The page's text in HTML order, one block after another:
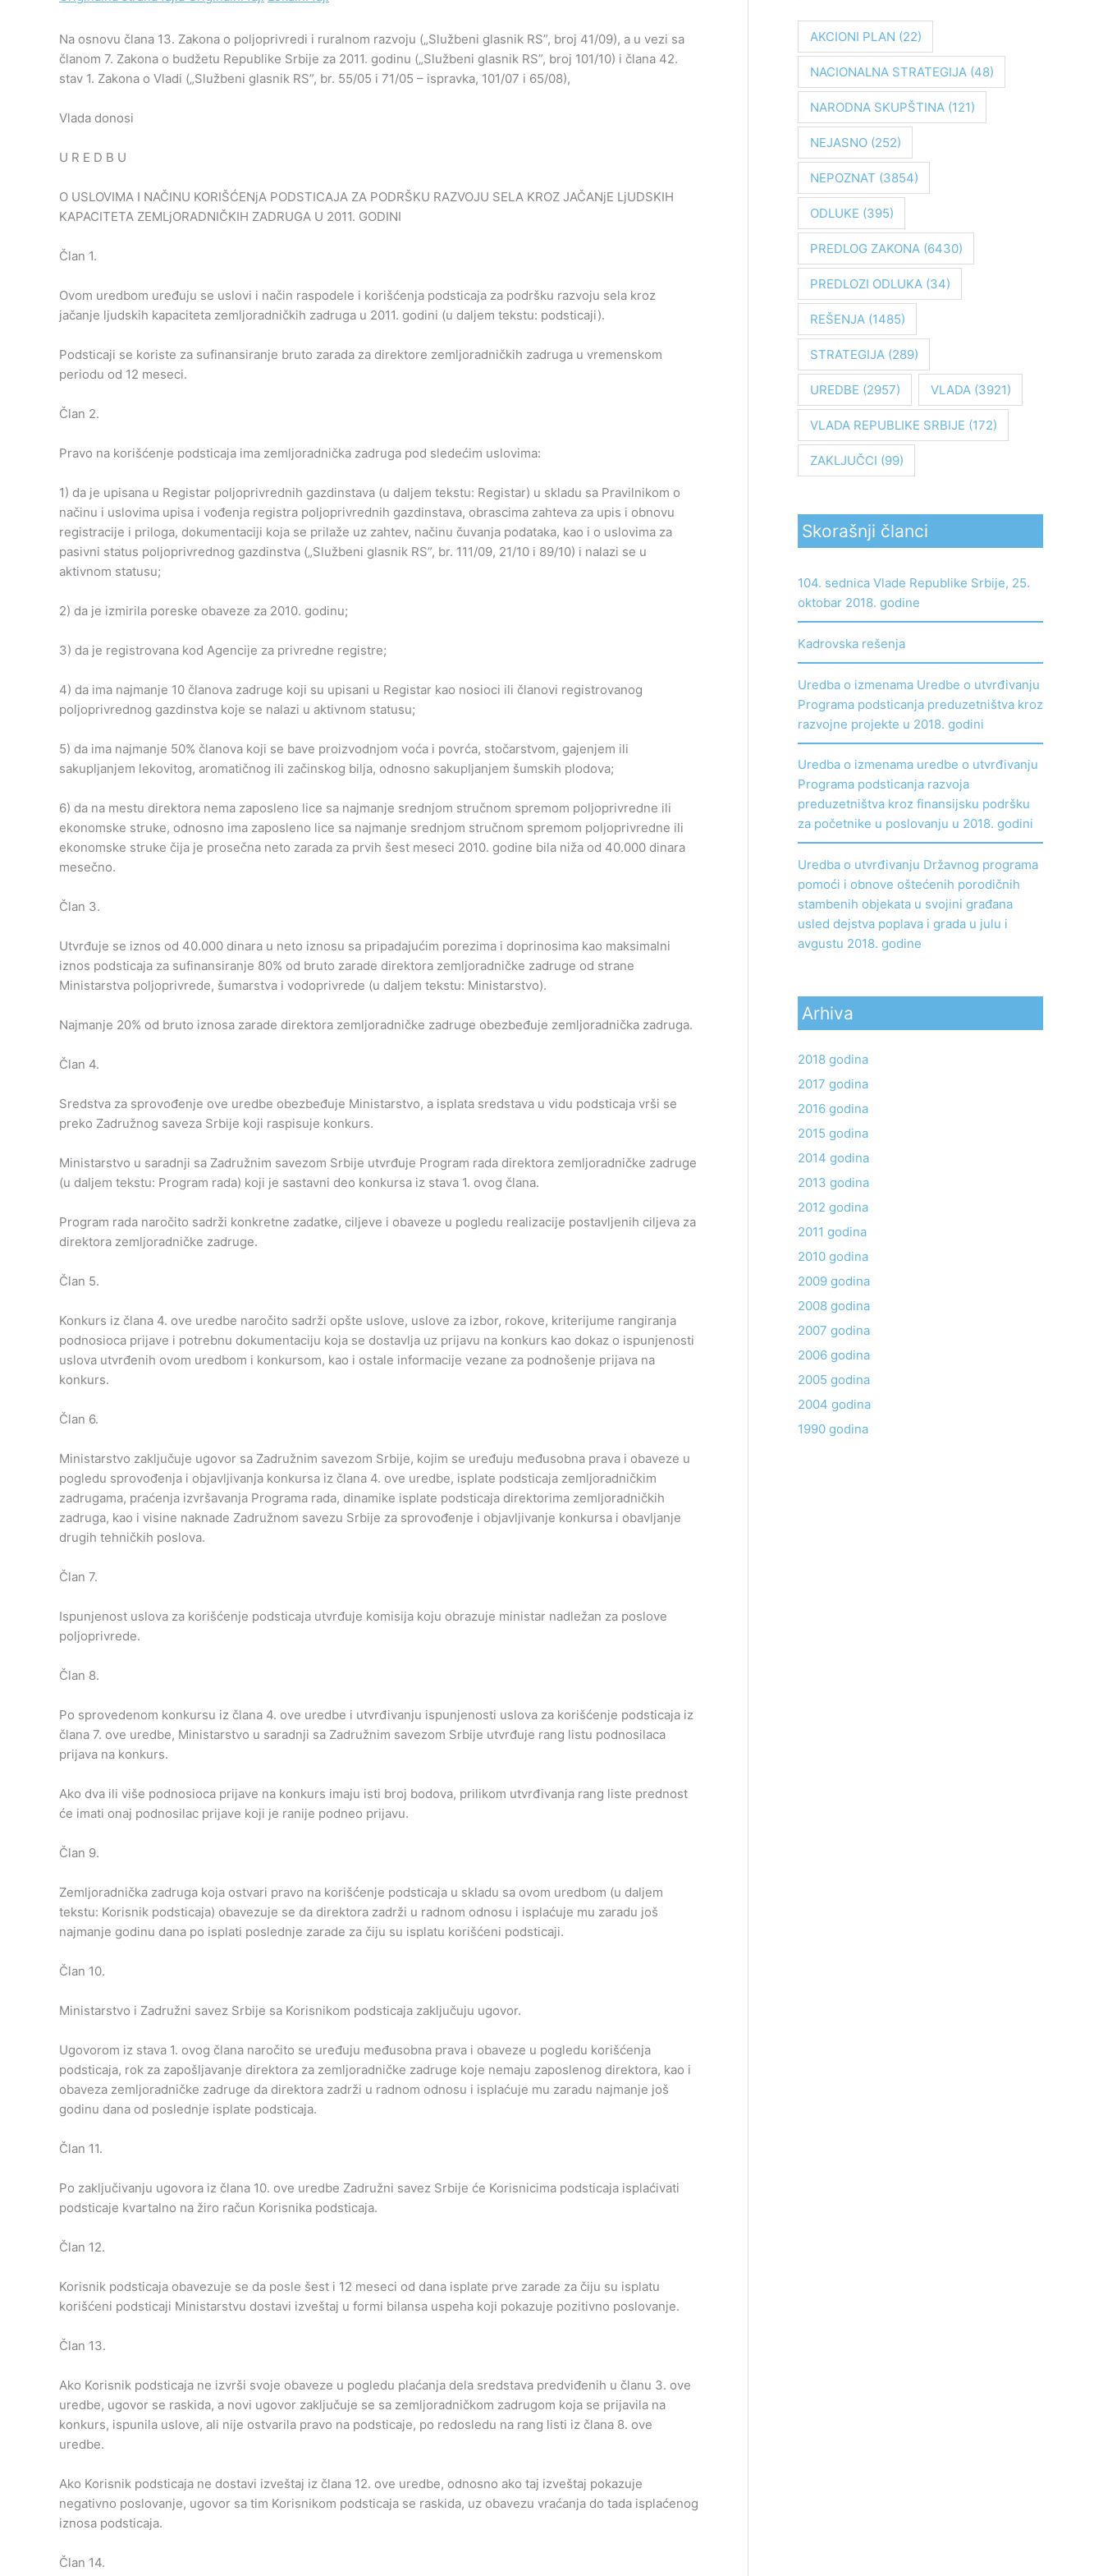
Na osnovu člana 13. Zakona o poljoprivredi i ruralnom razvoju („Službeni glasnik RS”, broj 41/09), a u vezi sa
članom 7. Zakona o budžetu Republike Srbije za 2011. godinu („Službeni glasnik RS”, broj 101/10) i člana 42.
stav 1. Zakona o Vladi („Službeni glasnik RS”, br. 55/05 i 71/05 – ispravka, 101/07 i 65/08),
Vlada donosi
U R E D B U
O USLOVIMA I NAČINU KORIŠĆENjA PODSTICAJA ZA PODRŠKU RAZVOJU SELA KROZ JAČANjE LjUDSKIH
KAPACITETA ZEMLjORADNIČKIH ZADRUGA U 2011. GODINI
Član 1.
Ovom uredbom uređuju se uslovi i način raspodele i korišćenja podsticaja za podršku razvoju sela kroz
jačanje ljudskih kapaciteta zemljoradničkih zadruga u 2011. godini (u daljem tekstu: podsticaji).
Podsticaji se koriste za sufinansiranje bruto zarada za direktore zemljoradničkih zadruga u vremenskom
periodu od 12 meseci.
Član 2.
Pravo na korišćenje podsticaja ima zemljoradnička zadruga pod sledećim uslovima:
1) da je upisana u Registar poljoprivrednih gazdinstava (u daljem tekstu: Registar) u skladu sa Pravilnikom o
načinu i uslovima upisa i vođenja registra poljoprivrednih gazdinstava, obrascima zahteva za upis i obnovu
registracije i priloga, dokumentaciji koja se prilaže uz zahtev, načinu čuvanja podataka, kao i o uslovima za
pasivni status poljoprivrednog gazdinstva („Službeni glasnik RS”, br. 111/09, 21/10 i 89/10) i nalazi se u
aktivnom statusu;
2) da je izmirila poreske obaveze za 2010. godinu;
3) da je registrovana kod Agencije za privredne registre;
4) da ima najmanje 10 članova zadruge koji su upisani u Registar kao nosioci ili članovi registrovanog
poljoprivrednog gazdinstva koje se nalazi u aktivnom statusu;
5) da ima najmanje 50% članova koji se bave proizvodnjom voća i povrća, stočarstvom, gajenjem ili
sakupljanjem lekovitog, aromatičnog ili začinskog bilja, odnosno sakupljanjem šumskih plodova;
6) da na mestu direktora nema zaposleno lice sa najmanje srednjom stručnom spremom poljoprivredne ili
ekonomske struke, odnosno ima zaposleno lice sa najmanje srednjom stručnom spremom poljoprivredne ili
ekonomske struke čija je prosečna neto zarada za prvih šest meseci 2010. godine bila niža od 40.000 dinara
mesečno.
Član 3.
Utvrđuje se iznos od 40.000 dinara u neto iznosu sa pripadajućim porezima i doprinosima kao maksimalni
iznos podsticaja za sufinansiranje 80% od bruto zarade direktora zemljoradničke zadruge od strane
Ministarstva poljoprivrede, šumarstva i vodoprivrede (u daljem tekstu: Ministarstvo).
Najmanje 20% od bruto iznosa zarade direktora zemljoradničke zadruge obezbeđuje zemljoradnička zadruga.
Član 4.
Sredstva za sprovođenje ove uredbe obezbeđuje Ministarstvo, a isplata sredstava u vidu podsticaja vrši se
preko Zadružnog saveza Srbije koji raspisuje konkurs.
Ministarstvo u saradnji sa Zadružnim savezom Srbije utvrđuje Program rada direktora zemljoradničke zadruge
(u daljem tekstu: Program rada) koji je sastavni deo konkursa iz stava 1. ovog člana.
Program rada naročito sadrži konkretne zadatke, ciljeve i obaveze u pogledu realizacije postavljenih ciljeva za
direktora zemljoradničke zadruge.
Član 5.
Konkurs iz člana 4. ove uredbe naročito sadrži opšte uslove, uslove za izbor, rokove, kriterijume rangiranja
podnosioca prijave i potrebnu dokumentaciju koja se dostavlja uz prijavu na konkurs kao dokaz o ispunjenosti
uslova utvrđenih ovom uredbom i konkursom, kao i ostale informacije vezane za podnošenje prijava na
konkurs.
Član 6.
Ministarstvo zaključuje ugovor sa Zadružnim savezom Srbije, kojim se uređuju međusobna prava i obaveze u
pogledu sprovođenja i objavljivanja konkursa iz člana 4. ove uredbe, isplate podsticaja zemljoradničkim
zadrugama, praćenja izvršavanja Programa rada, dinamike isplate podsticaja direktorima zemljoradničkih
zadruga, kao i visine naknade Zadružnom savezu Srbije za sprovođenje i objavljivanje konkursa i obavljanje
drugih tehničkih poslova.
Član 7.
Ispunjenost uslova za korišćenje podsticaja utvrđuje komisija koju obrazuje ministar nadležan za poslove
poljoprivrede.
Član 8.
Po sprovedenom konkursu iz člana 4. ove uredbe i utvrđivanju ispunjenosti uslova za korišćenje podsticaja iz
člana 7. ove uredbe, Ministarstvo u saradnji sa Zadružnim savezom Srbije utvrđuje rang listu podnosilaca
prijava na konkurs.
Ako dva ili više podnosioca prijave na konkurs imaju isti broj bodova, prilikom utvrđivanja rang liste prednost
će imati onaj podnosilac prijave koji je ranije podneo prijavu.
Član 9.
Zemljoradnička zadruga koja ostvari pravo na korišćenje podsticaja u skladu sa ovom uredbom (u daljem
tekstu: Korisnik podsticaja) obavezuje se da direktora zadrži u radnom odnosu i isplaćuje mu zaradu još
najmanje godinu dana po isplati poslednje zarade za čiju su isplatu korišćeni podsticaji.
Član 10.
Ministarstvo i Zadružni savez Srbije sa Korisnikom podsticaja zaključuju ugovor.
Ugovorom iz stava 1. ovog člana naročito se uređuju međusobna prava i obaveze u pogledu korišćenja
podsticaja, rok za zapošljavanje direktora za zemljoradničke zadruge koje nemaju zaposlenog direktora, kao i
obaveza zemljoradničke zadruge da direktora zadrži u radnom odnosu i isplaćuje mu zaradu najmanje još
godinu dana od poslednje isplate podsticaja.
Član 11.
Po zaključivanju ugovora iz člana 10. ove uredbe Zadružni savez Srbije će Korisnicima podsticaja isplaćivati
podsticaje kvartalno na žiro račun Korisnika podsticaja.
Član 12.
Korisnik podsticaja obavezuje se da posle šest i 12 meseci od dana isplate prve zarade za čiju su isplatu
korišćeni podsticaji Ministarstvu dostavi izveštaj u formi bilansa uspeha koji pokazuje pozitivno poslovanje.
Član 13.
Ako Korisnik podsticaja ne izvrši svoje obaveze u pogledu plaćanja dela sredstava predviđenih u članu 3. ove
uredbe, ugovor se raskida, a novi ugovor zaključuje se sa zemljoradničkom zadrugom koja se prijavila na
konkurs, ispunila uslove, ali nije ostvarila pravo na podsticaje, po redosledu na rang listi iz člana 8. ove
uredbe.
Ako Korisnik podsticaja ne dostavi izveštaj iz člana 12. ove uredbe, odnosno ako taj izveštaj pokazuje
negativno poslovanje, ugovor sa tim Korisnikom podsticaja se raskida, uz obavezu vraćanja do tada isplaćenog
iznosa podsticaja.
Član 14.
g
a
:
AKCIONI PLAN (22)
NACIONALNA STRATEGIJA(48)
NARODNA SKUPŠTINA(121)
NEJASNO(252)
NEPOZNAT (3854)
ODLUKE (395)
PREDLOG ZAKONA(6430)
PREDLOZI ODLUKA(34)
REŠENJA(1485)
STRATEGIJA(289)
UREDBE (2957) VLADA(3921)
VLADA REPUBLIKE SRBIJE (172)
ZAKLJUČCI (99)
Skorašnji članci
104. sednica Vlade Republike Srbije, 25.
oktobar 2018. godine
Kadrovska rešenja
Uredba o izmenama Uredbe o utvrđivanju
Programa podsticanja preduzetništva kroz
razvojne projekte u 2018. godini
Uredba o izmenama uredbe o utvrđivanju
Programa podsticanja razvoja
preduzetništva kroz finansijsku podršku
za početnike u poslovanju u 2018. godini
Uredba o utvrđivanju Državnog programa
pomoći i obnove oštećenih porodičnih
stambenih objekata u svojini građana
usled dejstva poplava i grada u julu i
avgustu 2018. godine
Arhiva
2018 godina
2017 godina
2016 godina
2015 godina
2014 godina
2013 godina
2012 godina
2011 godina
2010 godina
2009 godina
2008 godina
2007 godina
2006 godina
2005 godina
2004 godina
1990 godina